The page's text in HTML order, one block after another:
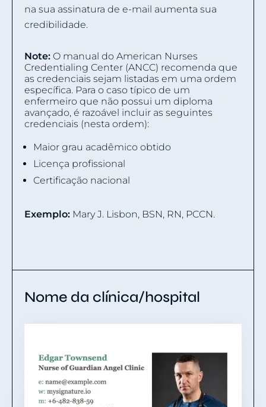
na sua assinatura de e-mail aumenta sua
credibilidade.
Note: O manual do American Nurses
Credentialing Center (ANCC) recomenda que
as credenciais sejam listadas em uma ordem
específica. Para o caso típico de um
enfermeiro que não possui um diploma
avançado, é razoável incluir as seguintes
credenciais (nesta ordem):
Maior grau acadêmico obtido
Licença profissional
Certificação nacional
Exemplo: Mary J. Lisbon, BSN, RN, PCCN.
Nome da clínica/hospital